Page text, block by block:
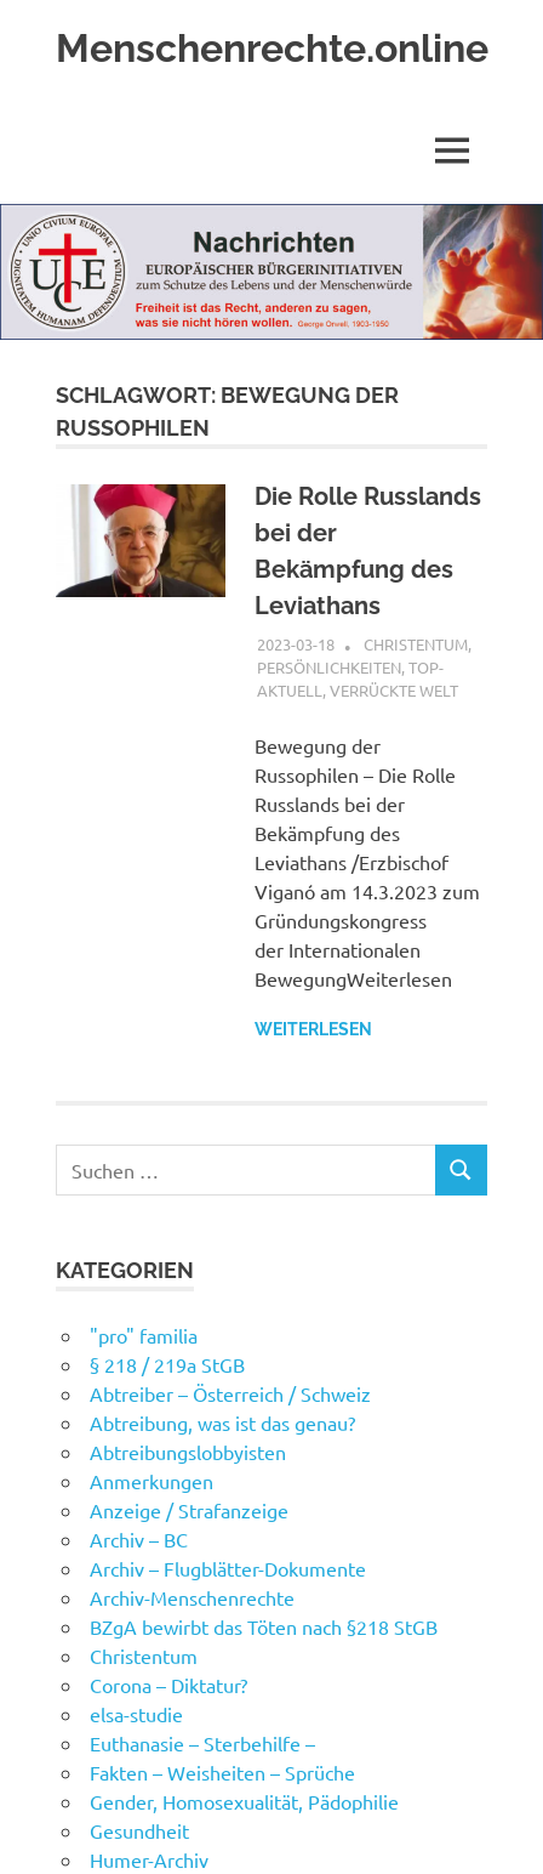
Menschenrechte.online
Geborene
wie
für
Ungeborene
MENÜ
SCHLAGWORT: BEWEGUNG DER
RUSSOPHILEN
Die Rolle Russlands
bei der
Bekämpfung des
Leviathans
2023-03-18 XX
CHRISTENTUM,
PERSÖNLICHKEITEN,TOP-
AKTUELL ,VERRÜCKTE WELT
Bewegung der
Russophilen – Die Rolle
Russlands bei der
Bekämpfung des
Leviathans /Erzbischof
Viganó am 14.3.2023 zum
Gründungskongress
der Internationalen
BewegungWeiterlesen
WEITERLESEN
nach:
SUCHEN
KATEGORIEN
"pro" familia
§ 218 / 219a StGB
Abtreiber – Österreich / Schweiz
Abtreibung, was ist das genau?
Abtreibungslobbyisten
Anmerkungen
Anzeige / Strafanzeige
Archiv – BC
Archiv – Flugblätter-Dokumente
Archiv-Menschenrechte
BZgA bewirbt das Töten nach §218 StGB
Christentum
Corona – Diktatur?
elsa-studie
Euthanasie – Sterbehilfe –
Fakten – Weisheiten – Sprüche
Gender, Homosexualität, Pädophilie
Gesundheit
Humer-Archiv